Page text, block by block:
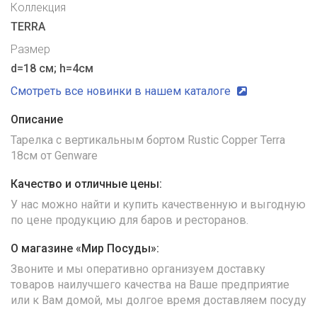
Коллекция
TERRA
Размер
d=18 см; h=4см
Смотреть все новинки в нашем каталоге
Описание
Тарелка с вертикальным бортом Rustic Copper Terra
18см от Genware
Качество и отличные цены:
У нас можно найти и купить качественную и выгодную
по цене продукцию для баров и ресторанов.
О магазине «Мир Посуды»:
Звоните и мы оперативно организуем доставку
товаров наилучшего качества на Ваше предприятие
или к Вам домой, мы долгое время доставляем посуду